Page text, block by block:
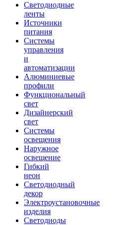
Светодиодные
ленты
Источники
питания
Системы
управления
и
автоматизации
Алюминиевые
профили
Функциональный
свет
Дизайнерский
свет
Системы
освещения
Наружное
освещение
Гибкий
неон
Светодиодный
декор
Электроустановочные
изделия
Светодиоды